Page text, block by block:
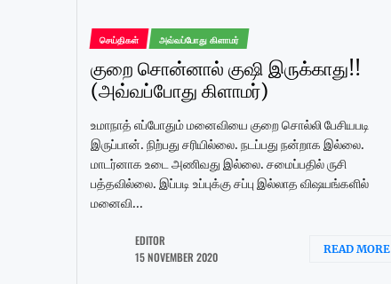
செய்திகள் அவ்வப்போது கிளாமர்
குறை சொன்னால் குஷி இருக்காது!!
(அவ்வப்போது கிளாமர்)
உமாநாத் எப்போதும் மனைவியை குறை சொல்லி பேசியபடி
இருப்பான். நிற்பது சரியில்லை. நடப்பது நன்றாக இல்லை.
மாடர்னாக உடை அணிவது இல்லை. சமைப்பதில் ருசி
பத்தவில்லை. இப்படி உப்புக்கு சப்பு இல்லாத விஷயங்களில்
மனைவி...
EDITOR
15 NOVEMBER 2020
READ MORE